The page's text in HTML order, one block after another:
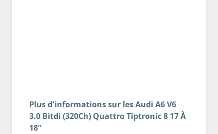
Plus d'informations sur les Audi A6 V6
3.0 Bitdi (320Ch) Quattro Tiptronic 8 17 À
18"